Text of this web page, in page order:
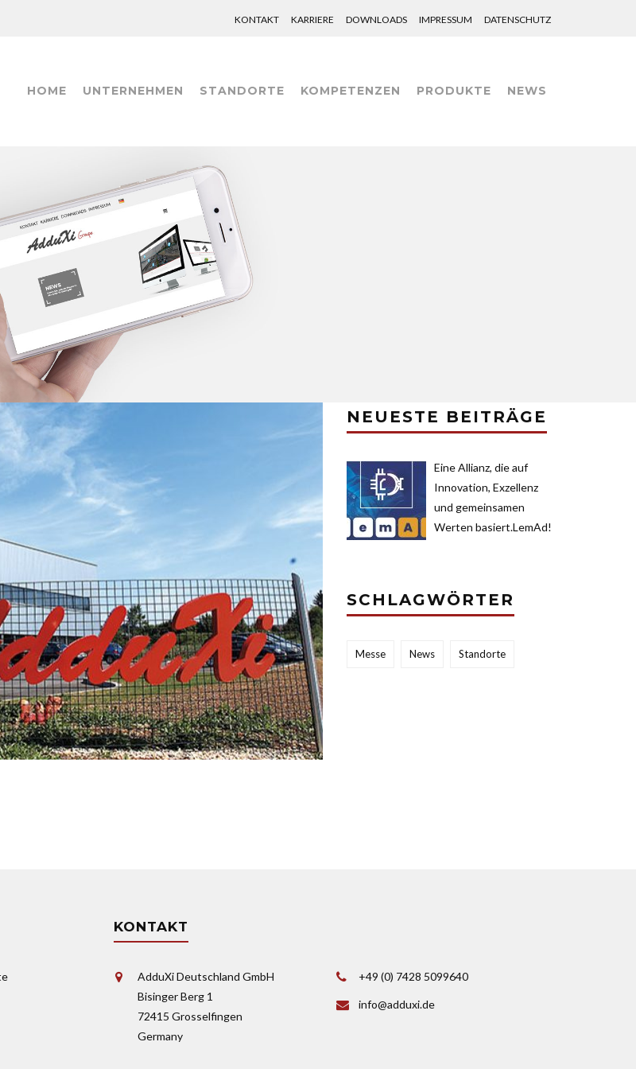
KONTAKT KARRIERE DOWNLOADS IMPRESSUM DATENSCHUTZ
HOME UNTERNEHMEN STANDORTE KOMPETENZEN PRODUKTE NEWS
NEUESTE BEITRÄGE
Eine Allianz, die auf
Innovation, Exzellenz
und gemeinsamen
Werten basiert.LemAd!
SCHLAGWÖRTER
Messe News Standorte
KONTAKT
AdduXi Deutschland GmbH
Bisinger Berg 1
72415 Grosselfingen
Germany
+49 (0) 7428 5099640
info@adduxi.de